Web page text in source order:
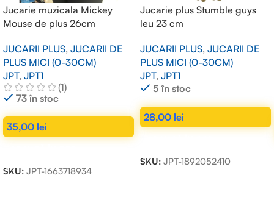
Jucarie muzicala Mickey
Mouse de plus 26cm
JUCARII PLUS, JUCARII DE
PLUS MICI (0-30CM)
JPT, JPT1
(1)
73 în stoc
35,00 lei
SKU: JPT-1663718934
Jucarie plus Stumble guys
leu 23 cm
JUCARII PLUS, JUCARII DE
PLUS MICI (0-30CM)
JPT, JPT1
5 în stoc
28,00 lei
SKU: JPT-1892052410